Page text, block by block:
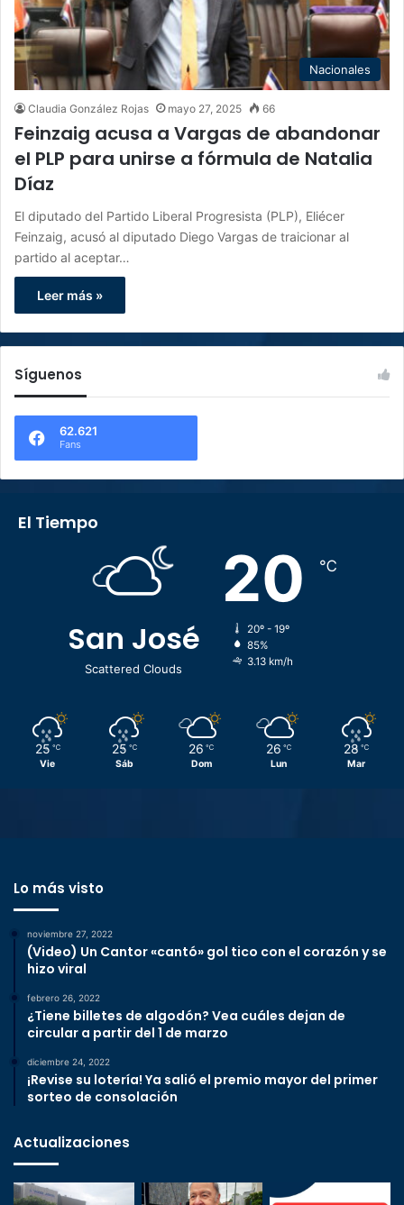
Nacionales
Claudia González Rojas mayo 27, 2025 66
Feinzaig acusa a Vargas de abandonar
el PLP para unirse a fórmula de Natalia
Díaz
El diputado del Partido Liberal Progresista (PLP), Eliécer
Feinzaig, acusó al diputado Diego Vargas de traicionar al
partido al aceptar…
Leer más »
Síguenos
62.621
Fans
El Tiempo
San José
Scattered Clouds
20 ℃
20º - 19º
85%
3.13 km/h
25 ℃
Vie
25 ℃
Sáb
26 ℃
Dom
26 ℃
Lun
28 ℃
Mar
Lo más visto
noviembre 27, 2022
(Video) Un Cantor «cantó» gol tico con el corazón y se
hizo viral
febrero 26, 2022
¿Tiene billetes de algodón? Vea cuáles dejan de
circular a partir del 1 de marzo
diciembre 24, 2022
¡Revise su lotería! Ya salió el premio mayor del primer
sorteo de consolación
Actualizaciones